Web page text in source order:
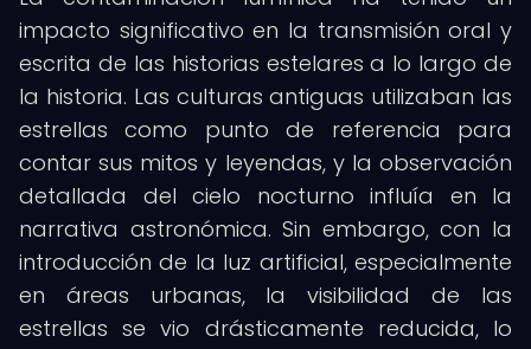
impacto significativo en la transmisión oral y
escrita de las historias estelares a lo largo de
la historia. Las culturas antiguas utilizaban las
estrellas como punto de referencia para
contar sus mitos y leyendas, y la observación
detallada del cielo nocturno influía en la
narrativa astronómica. Sin embargo, con la
introducción de la luz artificial, especialmente
en áreas urbanas, la visibilidad de las
estrellas se vio drásticamente reducida, lo